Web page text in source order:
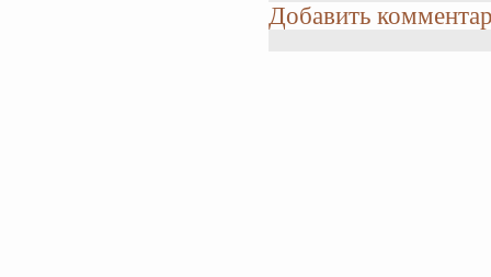
Добавить